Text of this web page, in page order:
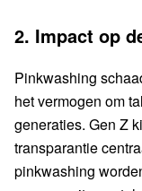
2. Impact op
Pinkwashing
het vermogen om
generaties. Gen Z
transparantie
pinkwashing